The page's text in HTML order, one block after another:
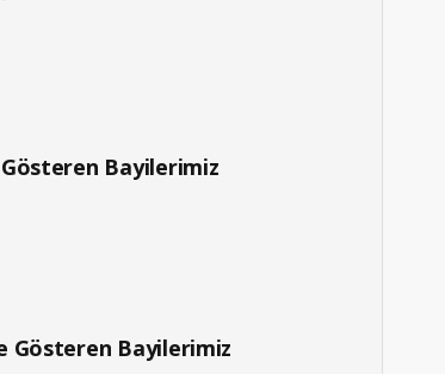
Bayilerimiz
Gösteren Bayilerimiz